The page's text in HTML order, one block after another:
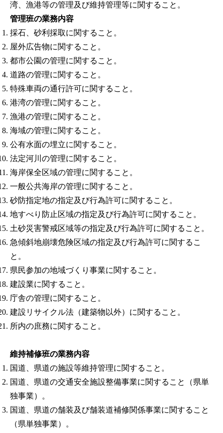
湾、漁港等の管理及び維持管理等に関すること。
管理班の業務内容
採石、砂利採取に関すること。
屋外広告物に関すること。
都市公園の管理に関すること。
道路の管理に関すること。
特殊車両の通行許可に関すること。
港湾の管理に関すること。
漁港の管理に関すること。
海域の管理に関すること。
公有水面の埋立に関すること。
法定河川の管理に関すること。
海岸保全区域の管理に関すること。
一般公共海岸の管理に関すること。
砂防指定地の指定及び行為許可に関すること。
地すべり防止区域の指定及び行為許可に関すること。
土砂災害警戒区域等の指定及び行為許可に関すること。
急傾斜地崩壊危険区域の指定及び行為許可に関するこ
と。
県民参加の地域づくり事業に関すること。
建設業に関すること。
庁舎の管理に関すること。
建設リサイクル法（建築物以外）に関すること。
所内の庶務に関すること。
維持補修班の業務内容
国道、県道の施設等維持管理に関すること。
国道、県道の交通安全施設整備事業に関すること（県単
独事業）。
国道、県道の舗装及び舗装道補修関係事業に関すること
（県単独事業）。